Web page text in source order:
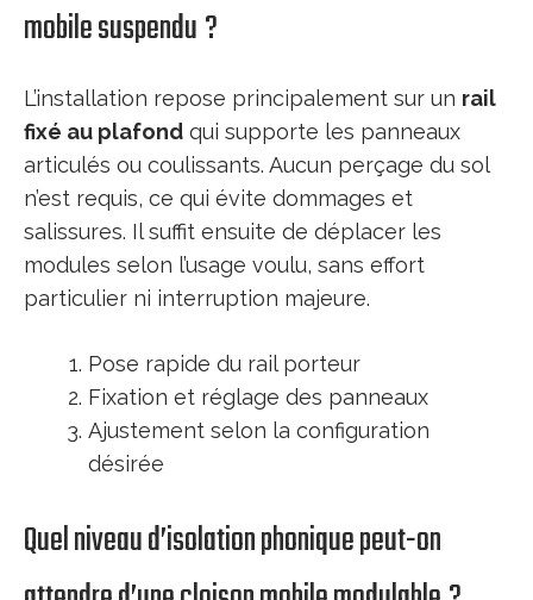
mobile suspendu ?
L’installation repose principalement sur un rail
fixé au plafond qui supporte les panneaux
articulés ou coulissants. Aucun perçage du sol
n’est requis, ce qui évite dommages et
salissures. Il suffit ensuite de déplacer les
modules selon l’usage voulu, sans effort
particulier ni interruption majeure.
Pose rapide du rail porteur
Fixation et réglage des panneaux
Ajustement selon la configuration
désirée
Quel niveau d’isolation phonique peut-on